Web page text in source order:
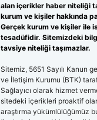
alan içerikler haber niteliği
kurum ve kişiler hakkında
Gerçek kurum ve kişiler ile
tesadüfidir. Sitemizdeki
tavsiye niteliği taşımazlar.
Sitemiz, 5651 Sayılı Kanun
ve İletişim Kurumu (BTK)
Sağlayıcı olarak hizmet
sitedeki içerikleri proaktif
araştırma yükümlülüğümüz